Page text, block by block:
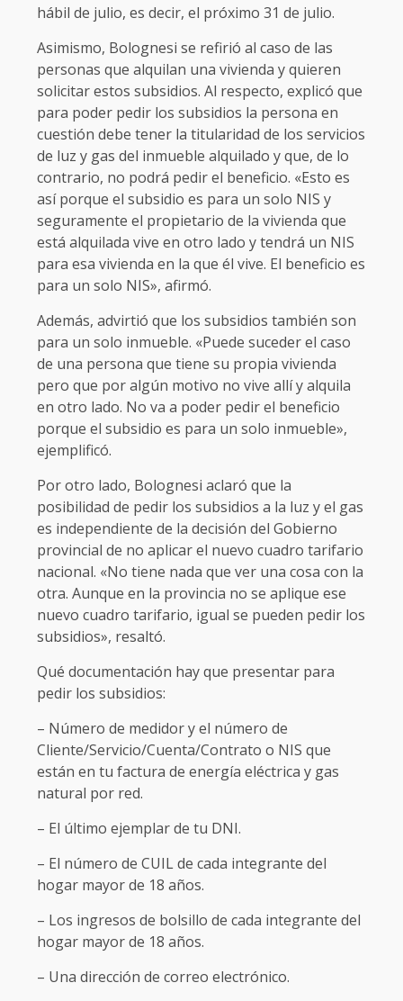
hábil de julio, es decir, el próximo 31 de julio.
Asimismo, Bolognesi se refirió al caso de las
personas que alquilan una vivienda y quieren
solicitar estos subsidios. Al respecto, explicó que
para poder pedir los subsidios la persona en
cuestión debe tener la titularidad de los servicios
de luz y gas del inmueble alquilado y que, de lo
contrario, no podrá pedir el beneficio. «Esto es
así porque el subsidio es para un solo NIS y
seguramente el propietario de la vivienda que
está alquilada vive en otro lado y tendrá un NIS
para esa vivienda en la que él vive. El beneficio es
para un solo NIS», afirmó.
Además, advirtió que los subsidios también son
para un solo inmueble. «Puede suceder el caso
de una persona que tiene su propia vivienda
pero que por algún motivo no vive allí y alquila
en otro lado. No va a poder pedir el beneficio
porque el subsidio es para un solo inmueble»,
ejemplificó.
Por otro lado, Bolognesi aclaró que la
posibilidad de pedir los subsidios a la luz y el gas
es independiente de la decisión del Gobierno
provincial de no aplicar el nuevo cuadro tarifario
nacional. «No tiene nada que ver una cosa con la
otra. Aunque en la provincia no se aplique ese
nuevo cuadro tarifario, igual se pueden pedir los
subsidios», resaltó.
Qué documentación hay que presentar para
pedir los subsidios:
– Número de medidor y el número de
Cliente/Servicio/Cuenta/Contrato o NIS que
están en tu factura de energía eléctrica y gas
natural por red.
– El último ejemplar de tu DNI.
– El número de CUIL de cada integrante del
hogar mayor de 18 años.
– Los ingresos de bolsillo de cada integrante del
hogar mayor de 18 años.
– Una dirección de correo electrónico.